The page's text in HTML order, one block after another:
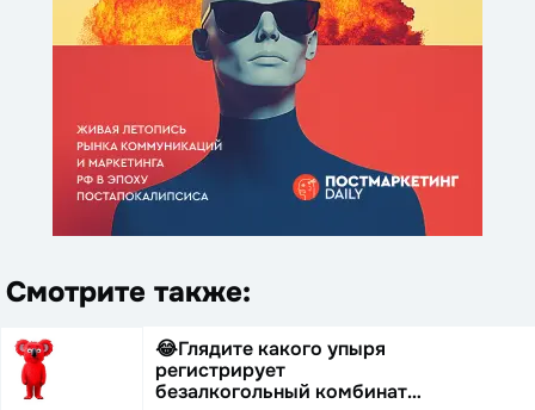
Смотрите также:
😂Глядите какого упыря
регистрирует
безалкогольный комбинат…